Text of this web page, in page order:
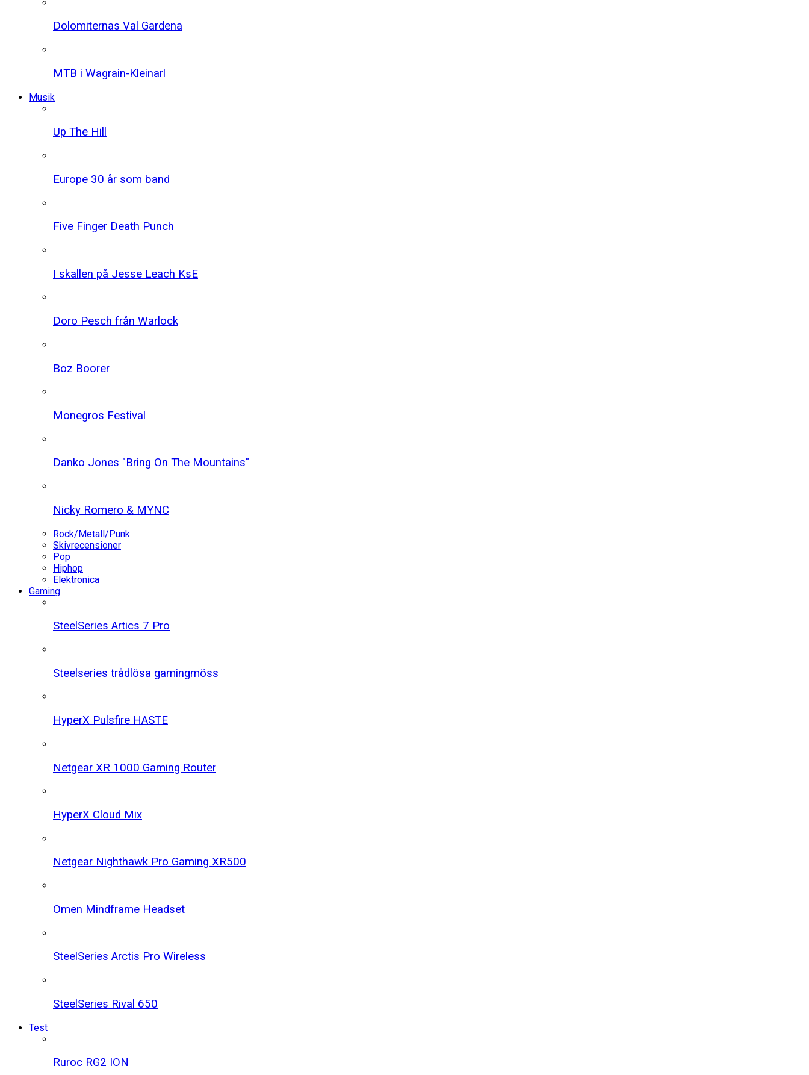
Dolomiternas Val Gardena
MTB i Wagrain-Kleinarl
Musik
Up The Hill
Europe 30 år som band
Five Finger Death Punch
I skallen på Jesse Leach KsE
Doro Pesch från Warlock
Boz Boorer
Monegros Festival
Danko Jones "Bring On The Mountains"
Nicky Romero & MYNC
Rock/Metall/Punk
Skivrecensioner
Pop
Hiphop
Elektronica
Gaming
SteelSeries Artics 7 Pro
Steelseries trådlösa gamingmöss
HyperX Pulsfire HASTE
Netgear XR 1000 Gaming Router
HyperX Cloud Mix
Netgear Nighthawk Pro Gaming XR500
Omen Mindframe Headset
SteelSeries Arctis Pro Wireless
SteelSeries Rival 650
Test
Ruroc RG2 ION